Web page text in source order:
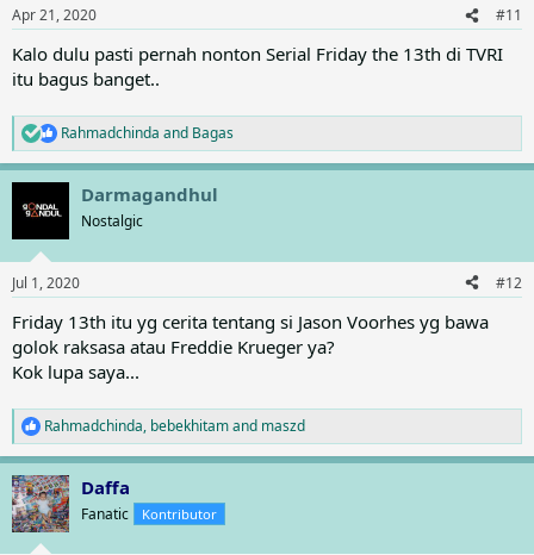
s
:
Apr 21, 2020 #11
Kalo dulu pasti pernah nonton Serial Friday the 13th di TVRI
itu bagus banget..
R
e
a
t
i
n
s
:
Rahmadchinda and Bagas
Darmagandhul
Nostalgic
Jul 1, 2020 #12
Friday 13th itu yg cerita tentang si Jason Voorhes yg bawa
golok raksasa atau Freddie Krueger ya?
Kok lupa saya...
R
e
a
c
t
i
Rahmadchinda, bebekhitamand maszd
Daffa
Fanatic Kontributor